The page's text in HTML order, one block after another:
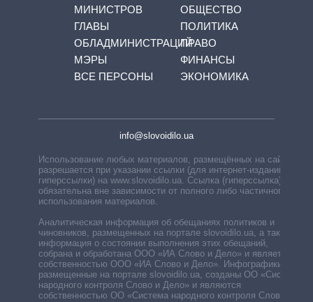
МИНИСТРОВ
ГЛАВЫ
ОБЛАДМИНИСТРАЦИЙ
МЭРЫ
ВСЕ ПЕРСОНЫ
ОБЩЕСТВО
ПОЛИТИКА
ПРАВО
ФИНАНСЫ
ЭКОНОМИКА
info@slovoidilo.ua
Использование любых материалов, размещённых на сайте,
разрешается при указании ссылки (для интернет-изданий —
гиперссылки) на www.slovoidilo.ua. Ссылка (гиперссылка)
обязательна вне зависимости от полного либо частичного
использования материалов.
Аналитическая информация об обещаниях политиков и
чиновников, размещенных на портале slovoidilo.ua, а также
информация о состоянии выполнения этих обещаний,
собрана и обработана ООО «ИА Слово и Дело» и является
собственностью ООО «ИА Слово и Дело». Инфографики,
размещенные на портале slovoidilo.ua, созданы ОО «Система
народного контроля Слово и Дело» и являются
собственностью ОО «Система народного контроля Слово и